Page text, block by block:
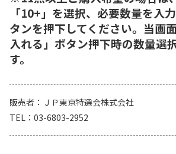
「10+」を選択、必要数量を入
タンを押下してください。当画
入れる」ボタン押下時の数量選
す。
販売者
ＪＰ東京特選会株式会社
TEL
03-6803-2952